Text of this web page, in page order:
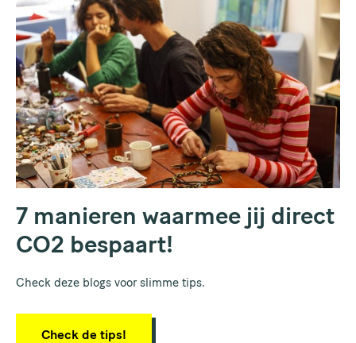
7 manieren waarmee jij direct
CO2 bespaart!
Check deze blogs voor slimme tips.
Check de tips!